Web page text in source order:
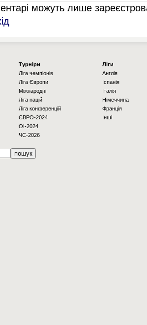
можуть лише
Турніри
Ліга чемпіонів
Ліга Європи
Міжнародні
Ліга націй
Ліга конференцій
ЄВРО-2024
OI-2024
ЧС-2026
Ліги
Англія
Іспанія
Італія
Німеччина
Франція
Інші